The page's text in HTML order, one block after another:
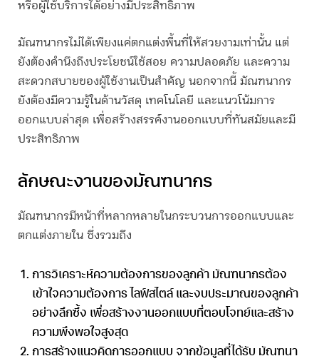
หรือผู้ใช้บริการได้อย่างมีประสิทธิภาพ
มัณฑนากร ไม่ได้เพียงแค่ตกแต่งพื้นที่ให้สวยงามเท่านั้น แต่
ยังต้องคำนึงถึงประโยชน์ใช้สอย ความปลอดภัย และความ
สะดวกสบายของผู้ใช้งานเป็นสำคัญ นอกจากนี้ มัณฑนากร
ยังต้องมีความรู้ในด้านวัสดุ เทคโนโลยี และแนวโน้มการ
ออกแบบล่าสุด เพื่อสร้างสรรค์งานออกแบบที่ทันสมัยและมี
ประสิทธิภาพ
ลักษณะงานของมัณฑนากร
มัณฑนากรมีหน้าที่หลากหลายในกระบวนการออกแบบและ
ตกแต่งภายใน ซึ่งรวมถึง
การวิเคราะห์ความต้องการของลูกค้า มัณฑนากรต้อง
เข้าใจความต้องการ ไลฟ์สไตล์ และงบประมาณของลูกค้า
อย่างลึกซึ้ง เพื่อสร้างงานออกแบบที่ตอบโจทย์และสร้าง
ความพึงพอใจสูงสุด
การสร้างแนวคิดการออกแบบ จากข้อมูลที่ได้รับ มัณฑนา